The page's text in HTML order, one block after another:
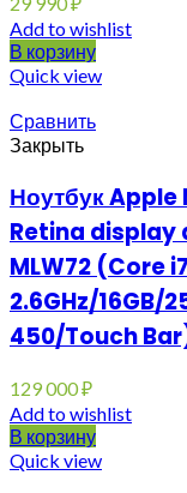
Add to wishlist
В корзину
Quick view
Сравнить
Закрыть
Ноутбук
Retina display
MLW72 (Core i7
2.6GHz/16GB/
450/Touch
129 000₽
Add to wishlist
В корзину
Quick view